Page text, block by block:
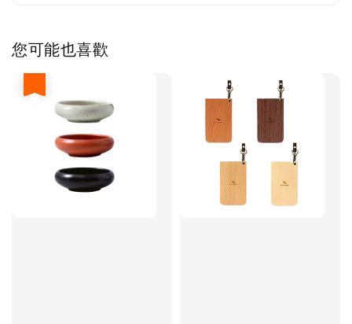
您可能也喜歡